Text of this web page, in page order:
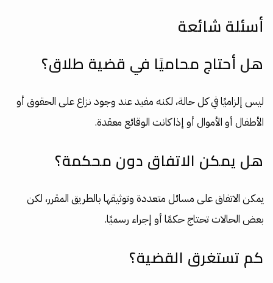
أسئلة شائعة
هل أحتاج محاميًا في قضية طلاق؟
ليس إلزاميًا في كل حالة، لكنه مفيد عند وجود نزاع على الحقوق أو
الأطفال أو الأموال أو إذا كانت الوقائع معقدة.
هل يمكن الاتفاق دون محكمة؟
يمكن الاتفاق على مسائل متعددة وتوثيقها بالطريق المقرر، لكن
بعض الحالات تحتاج حكمًا أو إجراء رسميًا.
كم تستغرق القضية؟